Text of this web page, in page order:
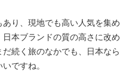
あり、現地でも高い人気を集め
本ブランドの質の高さに改め
続く旅のなかでも、日本なら
ですね。